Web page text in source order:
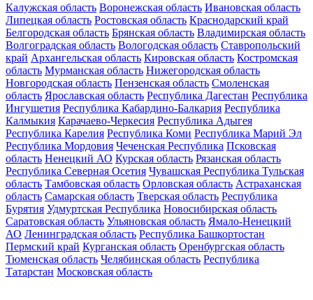
Калужская область Воронежская область Ивановская область
Липецкая область Ростовская область Краснодарский край
Белгородская область Брянская область Владимирская область
Волгоградская область Вологодская область Ставропольский
край Архангельская область Кировская область Костромская
область Мурманская область Нижегородская область
Новгородская область Пензенская область Смоленская
область Ярославская область Республика Дагестан Республика
Ингушетия Республика Кабардино-Балкария Республика
Калмыкия Карачаево-Черкесия Республика Адыгея
Республика Карелия Республика Коми Республика Марий Эл
Республика Мордовия Чеченская Республика Псковская
область Ненецкий АО Курская область Рязанская область
Республика Северная Осетия Чувашская Республика Тульская
область Тамбовская область Орловская область Астраханская
область Самарская область Тверская область Республика
Бурятия Удмуртская Республика Новосибирская область
Саратовская область Ульяновская область Ямало-Ненецкий
АО Ленинградская область Республика Башкортостан
Пермский край Курганская область Оренбургская область
Тюменская область Челябинская область Республика
Татарстан Московская область